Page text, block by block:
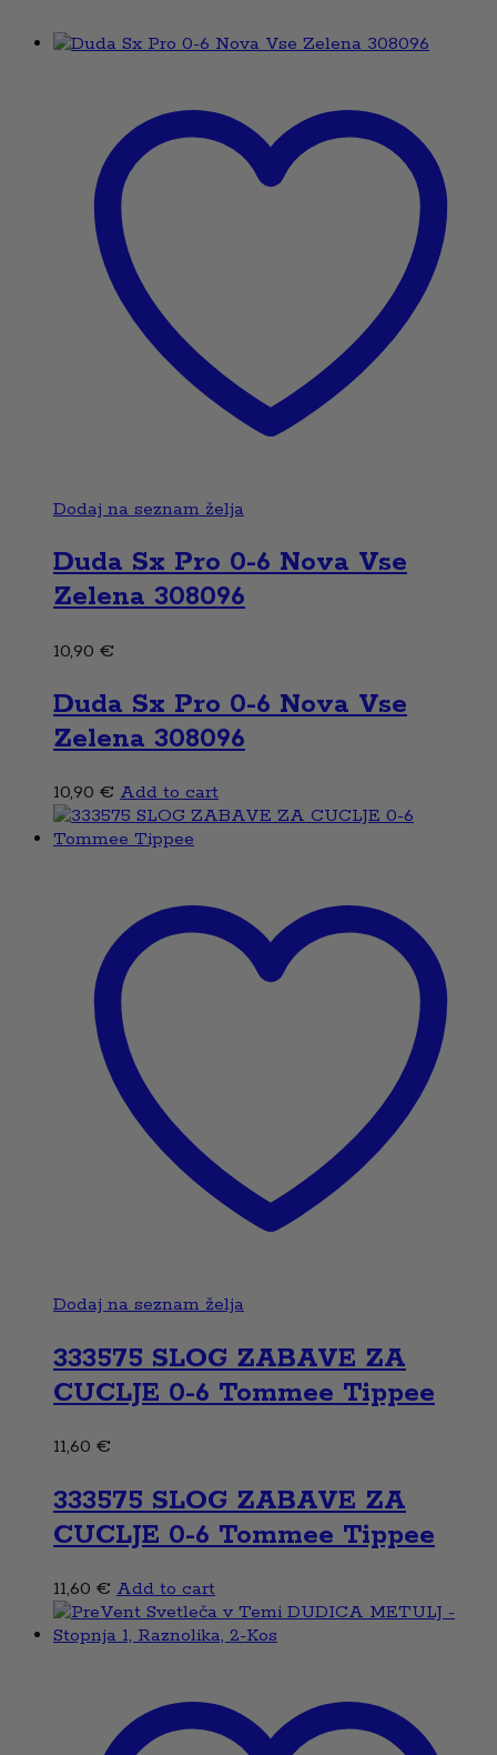
Dodaj na seznam želja
Duda Sx Pro 0-6 Nova Vse
Zelena 308096
10,90 €
Duda Sx Pro 0-6 Nova Vse
Zelena 308096
10,90 € Add to cart
Dodaj na seznam želja
333575 SLOG ZABAVE ZA
CUCLJE 0-6 Tommee Tippee
11,60 €
333575 SLOG ZABAVE ZA
CUCLJE 0-6 Tommee Tippee
11,60 € Add to cart